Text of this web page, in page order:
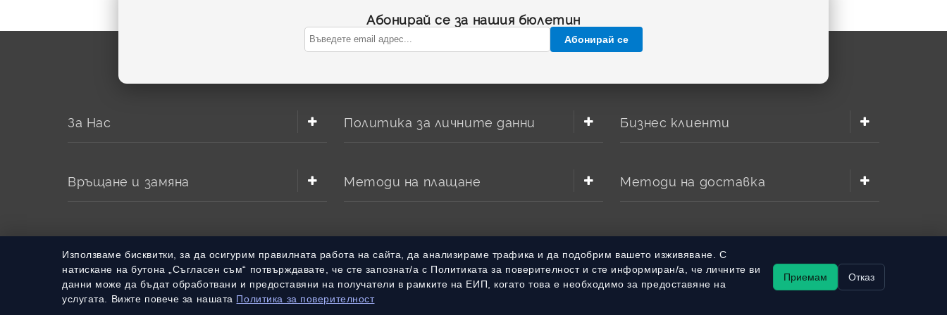
Използваме бисквитки, за да осигурим правилната работа на сайта, да анализираме трафика и да подобрим вашето изживяване. С
натискане на бутона „Съгласен съм“ потвърждавате, че сте запознат/а с Политиката за поверителност и сте информиран/а, че личните ви
данни може да бъдат обработвани и предоставяни на получатели в рамките на ЕИП, когато това е необходимо за предоставяне на
услугата. Вижте повече за нашата Политика за поверителност
Приемам Отказ
Абонирай се за нашия бюлетин
Абонирай се
За Нас Политика за личните данни Бизнес клиенти
Връщане и замяна Методи на плащане Методи на доставка
© 2010 – 2026 Всички права запазени